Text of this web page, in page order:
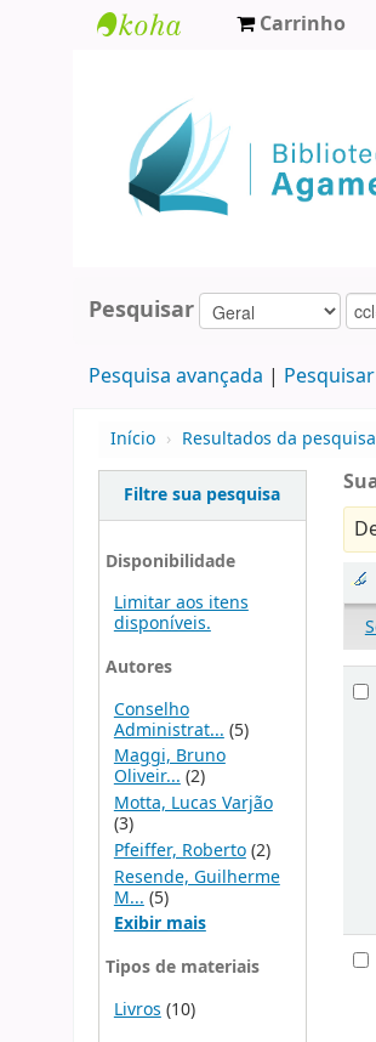
Agamenon
Magalhães
Carrinho
Pesquisar
Pesquisa avançada
Início › Resultados da
Filtre sua pesquisa
Disponibilidade
Limitar aos itens
disponíveis.
Autores
Conselho
Administrat... (5)
Maggi, Bruno
Oliveir...(2)
Motta, Lucas Varjão
(3)
Pfeiffer, Roberto(2)
Resende, Guilherme
M... (5)
Exibir mais
Tipos de materiais
Livros (10)